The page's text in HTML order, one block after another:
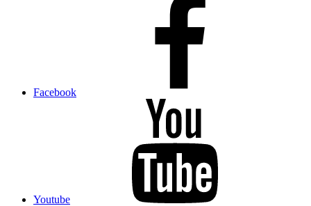
Facebook
Youtube